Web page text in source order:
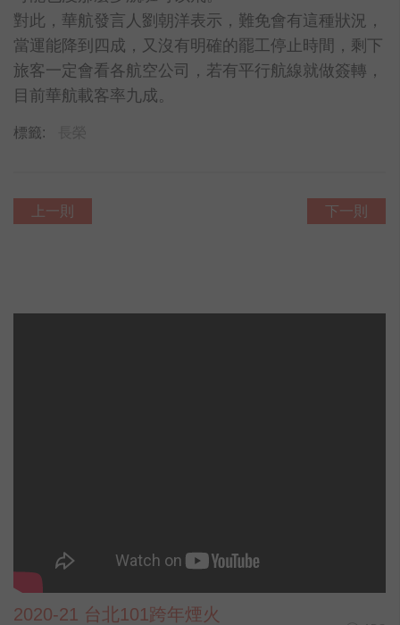
對此，華航發言人劉朝洋表示，難免會有這種狀況，
當運能降到四成，又沒有明確的罷工停止時間，剩下
旅客一定會看各航空公司，若有平行航線就做簽轉，
目前華航載客率九成。
標籤:
上一則 下一則
2020-21 台北101跨年煙火